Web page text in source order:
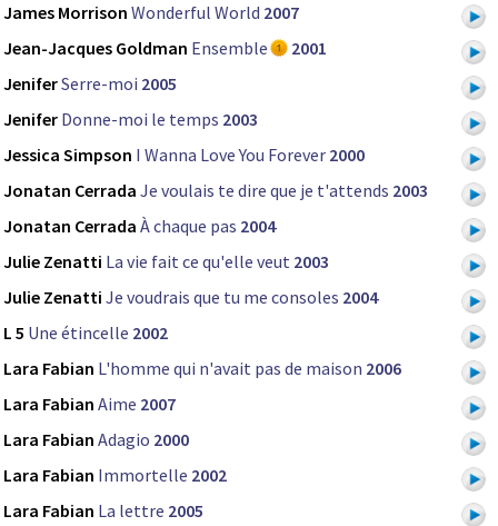
James Morrison Wonderful World 2007
Jean-Jacques Goldman Ensemble
2001
JeniferSerre-moi 2005
Jenifer Donne-moi le temps 2003
Jessica Simpson I Wanna Love You Forever 2000
Jonatan Cerrada Je voulais te dire que je t'attends 2003
Jonatan Cerrada À chaque pas 2004
Julie Zenatti La vie fait ce qu'elle veut 2003
Julie Zenatti Je voudrais que tu me consoles 2004
L 5 Une étincelle 2002
Lara Fabian L'homme qui n'avait pas de maison 2006
Lara Fabian Aime 2007
Lara Fabian Adagio 2000
Lara Fabian Immortelle 2002
Lara Fabian La lettre 2005